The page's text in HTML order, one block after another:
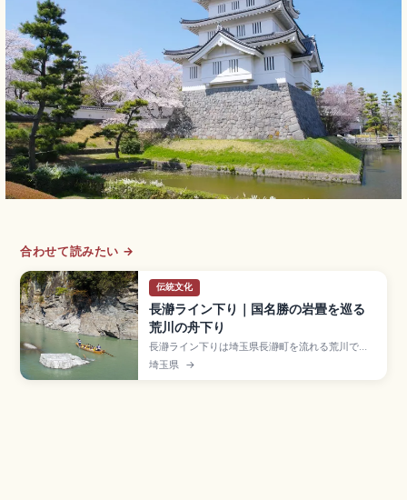
合わせて読みたい →
伝統文化
長瀞ライン下り｜国名勝の岩畳を巡る
荒川の舟下り
長瀞ライン下りは埼玉県長瀞町を流れる荒川で行
われる人気アクティビティで、国の名勝・天然記
念物の岩畳(約500m)を楽しむ約3km・約20分の
埼玉県 →